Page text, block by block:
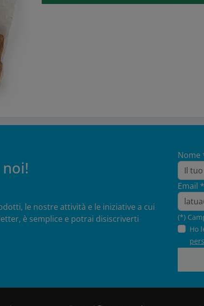
le nostre attività e le iniziative a cui
è semplice e potrai disiscriverti
Nome
Email *
(*)
Ho